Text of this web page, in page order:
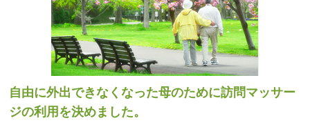
自由に外出できなくなった母のために訪問マッサー
ジの利用を決めました。